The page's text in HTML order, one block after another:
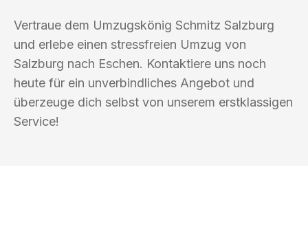
Vertraue dem Umzugskönig Schmitz Salzburg
und erlebe einen stressfreien Umzug von
Salzburg nach Eschen. Kontaktiere uns noch
heute für ein unverbindliches Angebot und
überzeuge dich selbst von unserem erstklassigen
Service!